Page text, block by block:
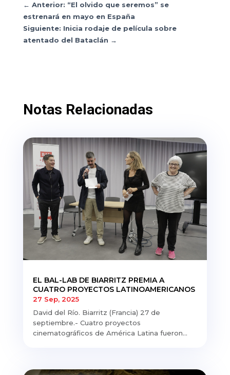
← Anterior: “El olvido que seremos” se
estrenará en mayo en España
Siguiente: Inicia rodaje de película sobre
atentado del Bataclán →
Notas Relacionadas
EL BAL-LAB DE BIARRITZ PREMIA A
CUATRO PROYECTOS LATINOAMERICANOS
27 Sep, 2025
David del Río. Biarritz (Francia) 27 de
septiembre.- Cuatro proyectos
cinematográficos de América Latina fueron...